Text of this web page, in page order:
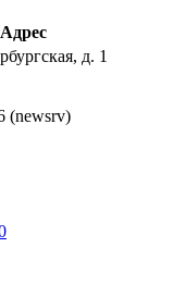
Адрес
д. 1
(newsrv)